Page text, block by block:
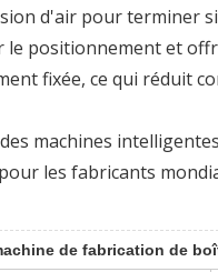
d'air pour terminer
positionnement et
fixée, ce qui réduit
machines
les fabricants
de fabrication de